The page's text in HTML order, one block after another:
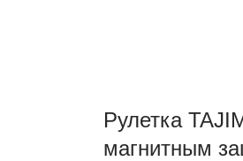
Рулетка
магнитным